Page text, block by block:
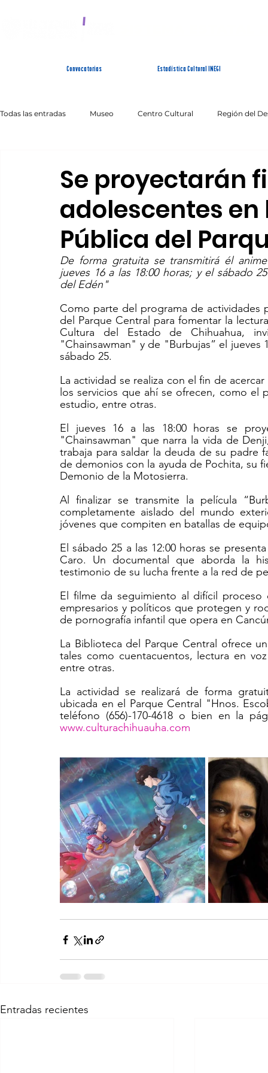
Convocatorias Estadística Cultural INEGI
Todas las entradas Museo Centro Cultural Región del
Se proyectarán
adolescentes
Pública del
De forma gratuita se transmitirá él
jueves 16 a las 18:00 horas; y el sábado
del Edén"
Como parte del programa de actividades
del Parque Central para fomentar la
Cultura del Estado de Chihuahua,
"Chainsawman" y de "Burbujas” el
sábado 25.
La actividad se realiza con el fin de
los servicios que ahí se ofrecen, como el
estudio, entre otras.
El jueves 16 a las 18:00 horas se
"Chainsawman" que narra la vida de
trabaja para saldar la deuda de su padre
de demonios con la ayuda de Pochita, su
Demonio de la Motosierra.
Al finalizar se transmite la película
completamente aislado del mundo
jóvenes que compiten en batallas de
El sábado 25 a las 12:00 horas se
Caro. Un documental que aborda la
testimonio de su lucha frente a la red de
El filme da seguimiento al difícil
empresarios y políticos que protegen y
de pornografía infantil que opera en
La Biblioteca del Parque Central ofrece
tales como cuentacuentos, lectura en
entre otras.
La actividad se realizará de forma
ubicada en el Parque Central "Hnos.
teléfono (656)-170-4618 o bien en la
www.culturachihuauha.com
Entradas recientes